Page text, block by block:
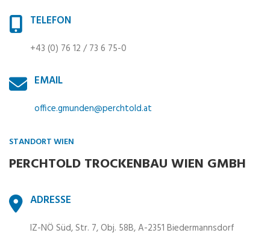
TELEFON
+43 (0) 76 12 / 73 6 75-0
EMAIL
office.gmunden@perchtold.at
STANDORT WIEN
PERCHTOLD TROCKENBAU WIEN GMBH
ADRESSE
IZ-NÖ Süd, Str. 7, Obj. 58B, A-2351 Biedermannsdorf